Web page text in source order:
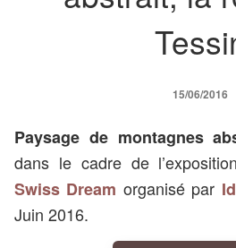
15/06/2016
Paysage de montagnes
dans le cadre de
Swiss Dream organisé par
Juin 2016.